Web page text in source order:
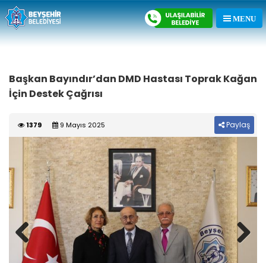
Başkan Bayındır’dan DMD Hastası Toprak Kağan
İçin Destek Çağrısı
1379 9 Mayıs 2025 Paylaş
Previous Next